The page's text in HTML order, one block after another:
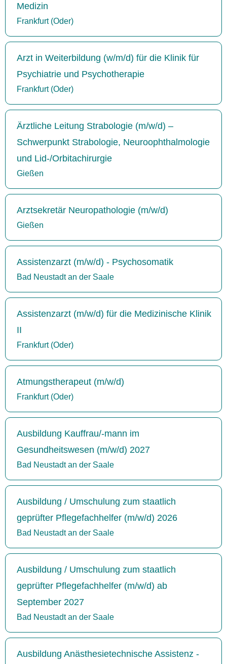
Medizin
Frankfurt (Oder)
Arzt in Weiterbildung (w/m/d) für die Klinik für
Psychiatrie und Psychotherapie
Frankfurt (Oder)
Ärztliche Leitung Strabologie (m/w/d) –
Schwerpunkt Strabologie, Neuroophthalmologie
und Lid-/Orbitachirurgie
Gießen
Arztsekretär Neuropathologie (m/w/d)
Gießen
Assistenzarzt (m/w/d) - Psychosomatik
Bad Neustadt an der Saale
Assistenzarzt (m/w/d) für die Medizinische Klinik
II
Frankfurt (Oder)
Atmungstherapeut (m/w/d)
Frankfurt (Oder)
Ausbildung Kauffrau/-mann im
Gesundheitswesen (m/w/d) 2027
Bad Neustadt an der Saale
Ausbildung / Umschulung zum staatlich
geprüfter Pflegefachhelfer (m/w/d) 2026
Bad Neustadt an der Saale
Ausbildung / Umschulung zum staatlich
geprüfter Pflegefachhelfer (m/w/d) ab
September 2027
Bad Neustadt an der Saale
Ausbildung Anästhesietechnische Assistenz -